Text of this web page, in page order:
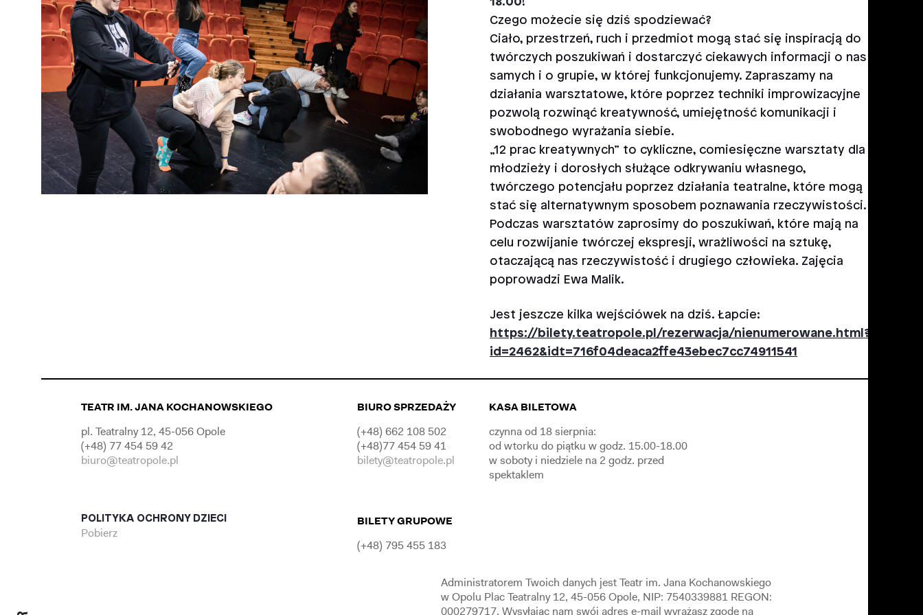
Czego możecie się dziś spodziewać?
Ciało, przestrzeń, ruch i przedmiot mogą stać się inspiracją do
twórczych poszukiwań i dostarczyć ciekawych informacji o nas
samych i o grupie, w której funkcjonujemy. Zapraszamy na
działania warsztatowe, które poprzez techniki improwizacyjne
pozwolą rozwinąć kreatywność, umiejętność komunikacji i
swobodnego wyrażania siebie.
„12 prac kreatywnych” to cykliczne, comiesięczne warsztaty dla
młodzieży i dorosłych służące odkrywaniu własnego,
twórczego potencjału poprzez działania teatralne, które mogą
stać się alternatywnym sposobem poznawania rzeczywistości.
Podczas warsztatów zaprosimy do poszukiwań, które mają na
celu rozwijanie twórczej ekspresji, wrażliwości na sztukę,
otaczającą nas rzeczywistość i drugiego człowieka. Zajęcia
poprowadzi Ewa Malik.
Jest jeszcze kilka wejściówek na dziś. Łapcie:
https://bilety.teatropole.pl/rezerwacja/nienumerowane.html?
id=2462&idt=716f04deaca2ffe43ebec7cc74911541
TEATR IM. JANA KOCHANOWSKIEGO
pl. Teatralny 12, 45-056 Opole
(+48) 77 454 59 42
biuro@teatropole.pl
POLITYKA OCHRONY DZIECI
Pobierz
BIURO SPRZEDAŻY
(+48) 662 108 502
(+48)77 454 59 41
bilety@teatropole.pl
BILETY GRUPOWE
(+48) 795 455 183
KASA BILETOWA
czynna od 18 sierpnia:
od wtorku do piątku w godz. 15.00-18.00
w soboty i niedziele na 2 godz. przed
spektaklem
Administratorem Twoich danych jest Teatr im. Jana Kochanowskiego
w Opolu Plac Teatralny 12, 45-056 Opole, NIP: 7540339881 REGON:
000279717. Wysyłając nam swój adres e-mail wyrażasz zgodę na